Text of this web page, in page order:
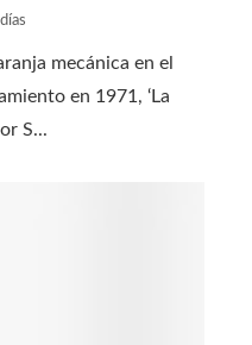
mecánica en el
en 1971, ‘La
S...